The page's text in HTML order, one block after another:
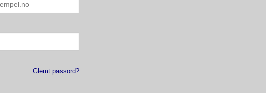
Glemt passord?